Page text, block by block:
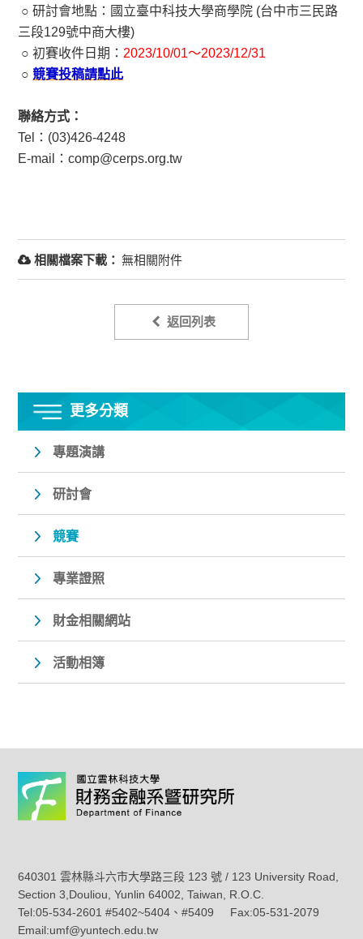
○研討會地點：國立臺中科技大學商學院 (台中市三民路
三段129號中商大樓)
○初賽收件日期： 2023/10/01～2023/12/31
○ 競賽投稿請點此
聯絡方式：
Tel：(03)426-4248
E-mail：comp@cerps.org.tw
相關檔案下載： 無相關附件
返回列表
更多分類
專題演講
研討會
競賽
專業證照
財金相關網站
活動相簿
640301 雲林縣斗六市大學路三段 123 號 / 123 University Road,
Section 3,Douliou, Yunlin 64002, Taiwan, R.O.C.
Tel:05-534-2601 #5402~5404、#5409 Fax:05-531-2079
Email:umf@yuntech.edu.tw